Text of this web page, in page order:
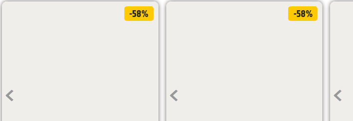
-58% -58%